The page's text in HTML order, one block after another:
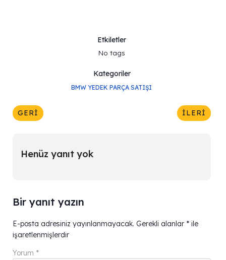
Etkiletler
No tags
Kategoriler
BMW YEDEK PARÇA SATIŞI
GERI İLERI
Henüz yanıt yok
Bir yanıt yazın
E-posta adresiniz yayınlanmayacak. Gerekli alanlar * ile
işaretlenmişlerdir
Yorum *